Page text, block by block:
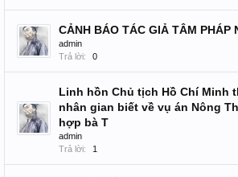
CẢNH BÁO TÁC GIẢ TÂM PHÁP
admin
Trả lời:
0
Linh hồn Chủ tịch Hồ Chí Minh
nhân gian biết về vụ án Nông
hợp bà T
admin
Trả lời:
1